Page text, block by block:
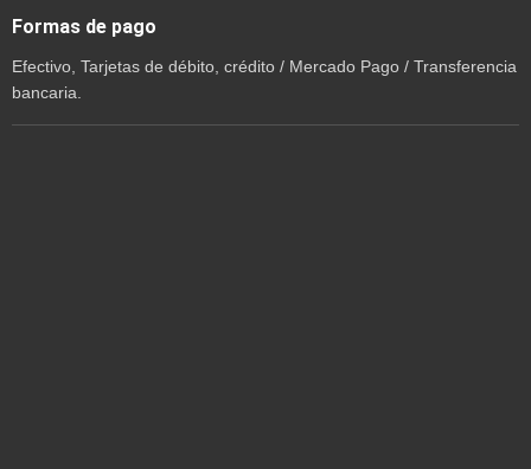
Formas de pago
Efectivo, Tarjetas de débito, crédito / Mercado Pago / Transferencia
bancaria.